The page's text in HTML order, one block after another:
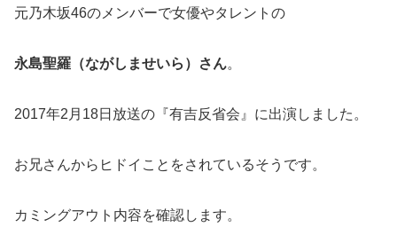
元乃木坂46のメンバーで女優やタレントの
永島聖羅（ながしませいら）さん。
2017年2月18日放送の『有吉反省会』に出演しました。
お兄さんからヒドイことをされているそうです。
カミングアウト内容を確認します。